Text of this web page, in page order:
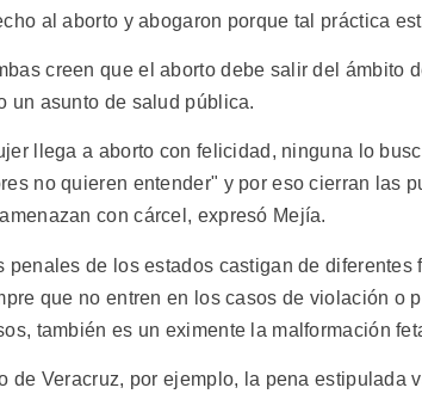
al aborto y abogaron porque tal práctica
creen que el aborto debe salir del ámbito
un asunto de salud pública.
llega a aborto con felicidad, ninguna lo
no quieren entender" y por eso cierran las
con cárcel, expresó Mejía.
penales de los estados castigan de
que no entren en los casos de violación o
también es un eximente la malformación
de Veracruz, por ejemplo, la pena estipulada